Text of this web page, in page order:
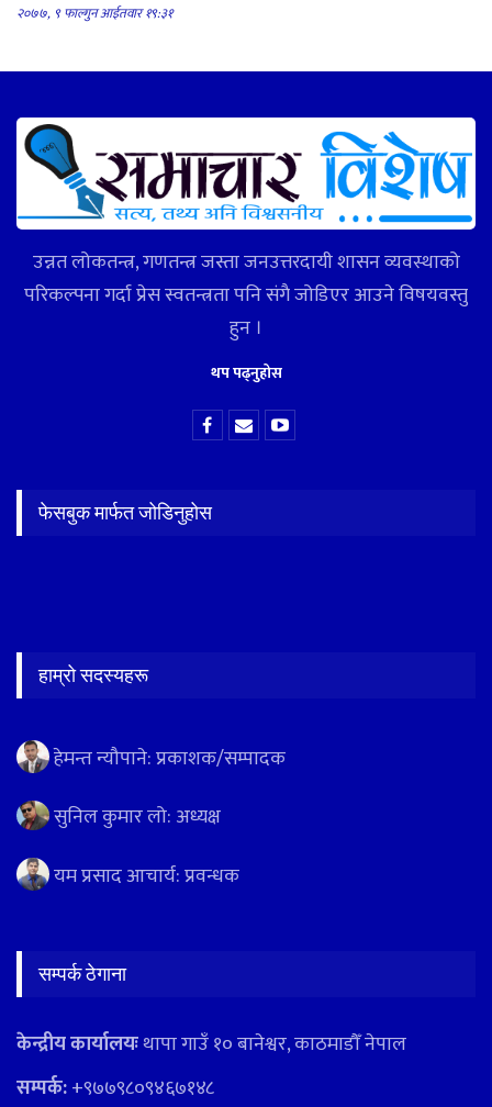
२०७७, ९ फाल्गुन आईतवार १९:३१
उन्नत लोकतन्त्र, गणतन्त्र जस्ता जनउत्तरदायी शासन व्यवस्थाको
परिकल्पना गर्दा प्रेस स्वतन्त्रता पनि संगै जोडिएर आउने विषयवस्तु
हुन ।
थप पढ्नुहोस
फेसबुक मार्फत जोडिनुहोस
हाम्रो सदस्यहरू
हेमन्त न्यौपाने: प्रकाशक/सम्पादक
सुनिल कुमार लो: अध्यक्ष
यम प्रसाद आचार्य: प्रवन्धक
सम्पर्क ठेगाना
केन्द्रीय कार्यालयःथापा गाउँ १० बानेश्वर, काठमाडौँ नेपाल
सम्पर्क:+९७७९८०९४६७१४८